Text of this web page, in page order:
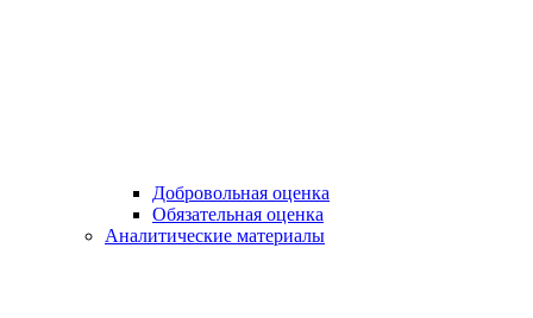
Добровольная оценка
Обязательная оценка
Аналитические материалы